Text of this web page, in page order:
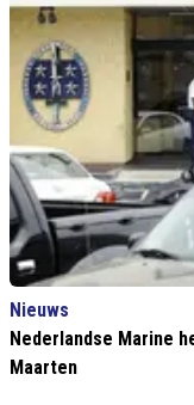
Nieuws
Nederlandse Marine
Maarten